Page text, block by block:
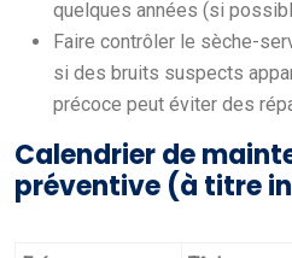
quelques années (si
Faire contrôler le sèche-
si des bruits suspects
précoce peut éviter des
Calendrier de
préventive (à titre